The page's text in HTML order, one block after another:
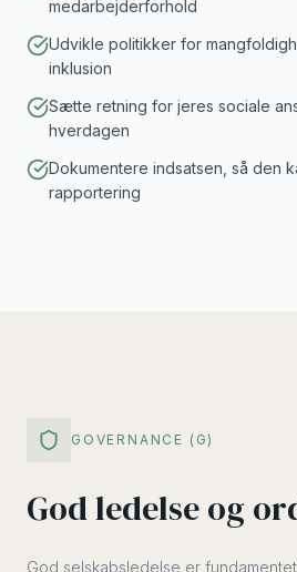
medarbejderforhold
Udvikle politikker for
inklusion
Sætte retning for jeres sociale
hverdagen
Dokumentere indsatsen, så den
rapportering
GOVERNANCE (G)
God ledelse og
God selskabsledelse er